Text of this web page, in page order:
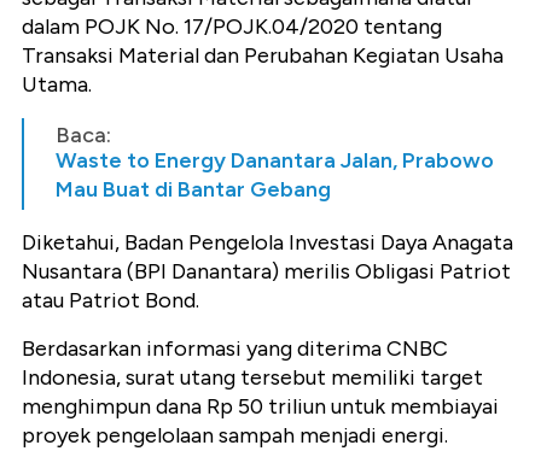
dalam POJK No. 17/POJK.04/2020 tentang
Transaksi Material dan Perubahan Kegiatan Usaha
Utama.
Baca:
Waste to Energy Danantara Jalan, Prabowo
Mau Buat di Bantar Gebang
Diketahui, Badan Pengelola Investasi Daya Anagata
Nusantara (BPI Danantara) merilis Obligasi Patriot
atau Patriot Bond.
Berdasarkan informasi yang diterima CNBC
Indonesia, surat utang tersebut memiliki target
menghimpun dana Rp 50 triliun untuk membiayai
proyek pengelolaan sampah menjadi energi.